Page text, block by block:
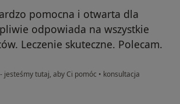
pomocna i otwarta dla
odpowiada na wszystkie
Leczenie skuteczne. Polecam.
jesteśmy tutaj, aby Ci pomóc • konsultacja
Agnieszka